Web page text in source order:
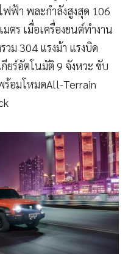
ฟฟ้า พละกำลังสูงสุด 106
ตร เมื่อเครื่องยนต์ทำงาน
ม 304 แรงม้า แรงบิด
ยร์อัตโนมัติ 9 จังหวะ ขับ
อมโหมดAll-Terrain